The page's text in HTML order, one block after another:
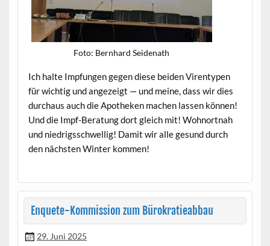
Foto: Bern­hard Seidenath
Ich halte Imp­fun­gen gegen diese bei­den Viren­typen
für wichtig und angezeigt — und meine, dass wir dies
dur­chaus auch die Apotheken machen lassen kön­nen!
Und die Impf-Beratung dort gle­ich mit! Wohnort­nah
und niedrigss­chwellig! Damit wir alle gesund durch
den näch­sten Win­ter kommen!
Enquete-Kommission zum Bürokratieabbau
29. Juni 2025